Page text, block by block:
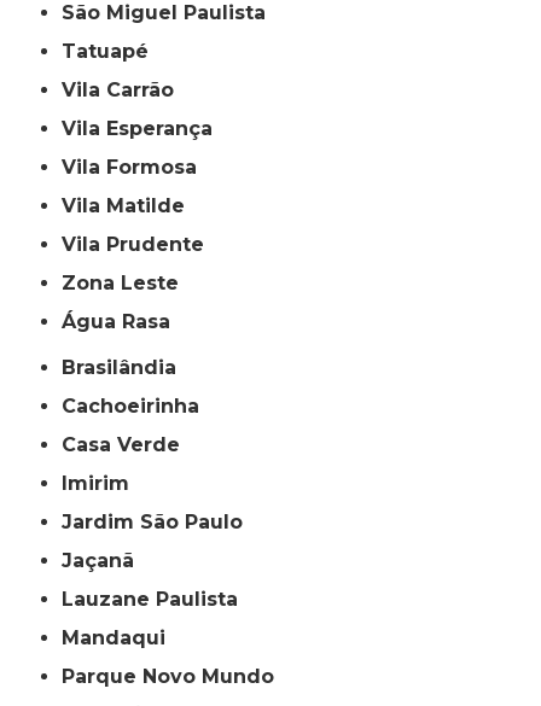
São Miguel Paulista
Tatuapé
Vila Carrão
Vila Esperança
Vila Formosa
Vila Matilde
Vila Prudente
Zona Leste
Água Rasa
Brasilândia
Cachoeirinha
Casa Verde
Imirim
Jardim São Paulo
Jaçanã
Lauzane Paulista
Mandaqui
Parque Novo Mundo